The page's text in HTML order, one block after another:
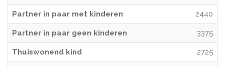
Partner in paar met kinderen 2440
Partner in paar geen kinderen 3375
Thuiswonend kind 2725